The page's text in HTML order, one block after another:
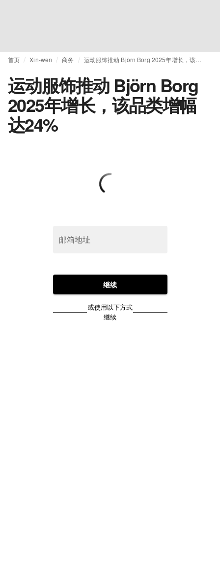
首页 Xin-wen 商务
运动服饰推动 Björn Borg
2025年增长，该品类增幅
达24%
邮箱地址
继续
或使用以下方式
继续